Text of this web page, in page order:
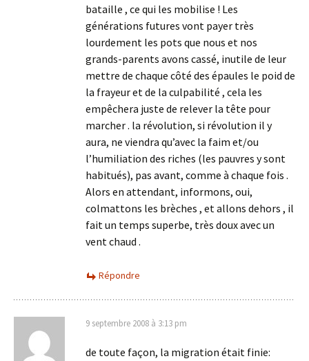
bataille , ce qui les mobilise ! Les
générations futures vont payer très
lourdement les pots que nous et nos
grands-parents avons cassé, inutile de leur
mettre de chaque côté des épaules le poid de
la frayeur et de la culpabilité , cela les
empêchera juste de relever la tête pour
marcher . la révolution, si révolution il y
aura, ne viendra qu’avec la faim et/ou
l’humiliation des riches (les pauvres y sont
habitués), pas avant, comme à chaque fois .
Alors en attendant, informons, oui,
colmattons les brèches , et allons dehors , il
fait un temps superbe, très doux avec un
vent chaud .
Répondre
9 septembre 2008 à 3:13 pm
de toute façon, la migration était finie: